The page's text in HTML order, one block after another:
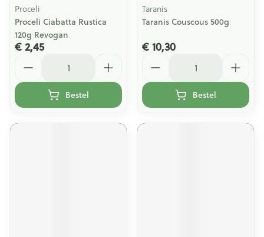
Proceli
Proceli Ciabatta Rustica
120g Revogan
€ 2,45
Bestel
Taranis
Taranis Couscous 500g
€ 10,30
Bestel